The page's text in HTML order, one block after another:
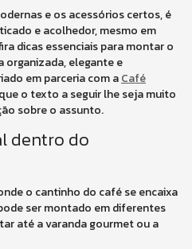
e os acessórios certos, é
e acolhedor, mesmo em
dicas essenciais para montar o
organizada, elegante e
em parceria com aCafé
o texto a seguir lhe seja muito
sobre o assunto.
dentro do
o cantinho do café se encaixa
ser montado em diferentes
até a varanda gourmet ou a